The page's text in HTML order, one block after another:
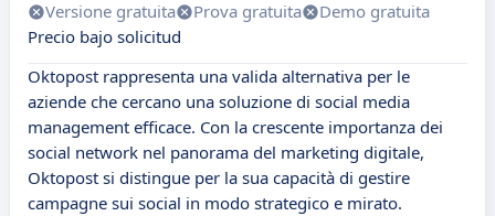
Versione gratuita Prova gratuita
Demo gratuita
Precio bajo solicitud
Oktopost rappresenta una valida alternativa per le
aziende che cercano una soluzione di social media
management efficace. Con la crescente importanza dei
social network nel panorama del marketing digitale,
Oktopost si distingue per la sua capacità di gestire
campagne sui social in modo strategico e mirato.